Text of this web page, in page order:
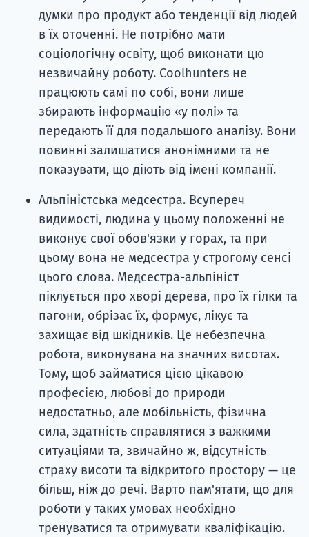
думки про продукт або тенденції від людей
в їх оточенні. Не потрібно мати
соціологічну освіту, щоб виконати цю
незвичайну роботу. Coolhunters не
працюють самі по собі, вони лише
збирають інформацію «у полі» та
передають її для подальшого аналізу. Вони
повинні залишатися анонімними та не
показувати, що діють від імені компанії.
Альпіністська медсестра. Всупереч
видимості, людина у цьому положенні не
виконує свої обов'язки у горах, та при
цьому вона не медсестра у строгому сенсі
цього слова. Медсестра-альпініст
піклується про хворі дерева, про їх гілки та
пагони, обрізає їх, формує, лікує та
захищає від шкідників. Це небезпечна
робота, виконувана на значних висотах.
Тому, щоб займатися цією цікавою
професією, любові до природи
недостатньо, але мобільність, фізична
сила, здатність справлятися з важкими
ситуаціями та, звичайно ж, відсутність
страху висоти та відкритого простору — це
більш, ніж до речі. Варто пам'ятати, що для
роботи у таких умовах необхідно
тренуватися та отримувати кваліфікацію.